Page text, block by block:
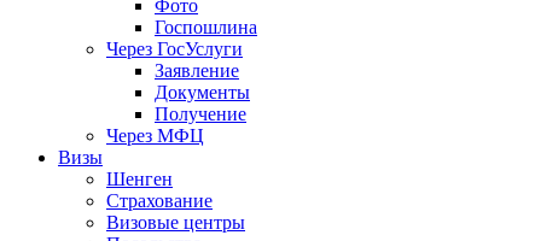
Фото
Госпошлина
Через ГосУслуги
Заявление
Документы
Получение
Через МФЦ
Визы
Шенген
Страхование
Визовые центры